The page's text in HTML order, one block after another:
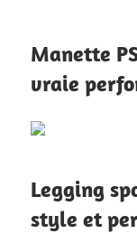
Manette
vraie
Legging
style et